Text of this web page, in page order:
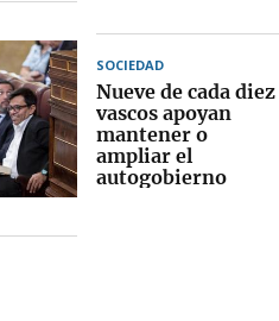
SOCIEDAD
Nueve de cada diez
vascos apoyan
mantener o
ampliar el
autogobierno